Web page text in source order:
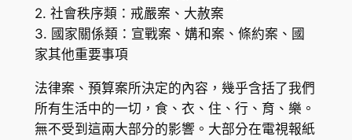
2. 社會秩序類：戒嚴案、大赦案
3. 國家關係類：宣戰案、媾和案、條約案、國
家其他重要事項
法律案、預算案所決定的內容，幾乎含括了我們
所有生活中的一切，食、衣、住、行、育、樂。
無不受到這兩大部分的影響。大部分在電視報紙